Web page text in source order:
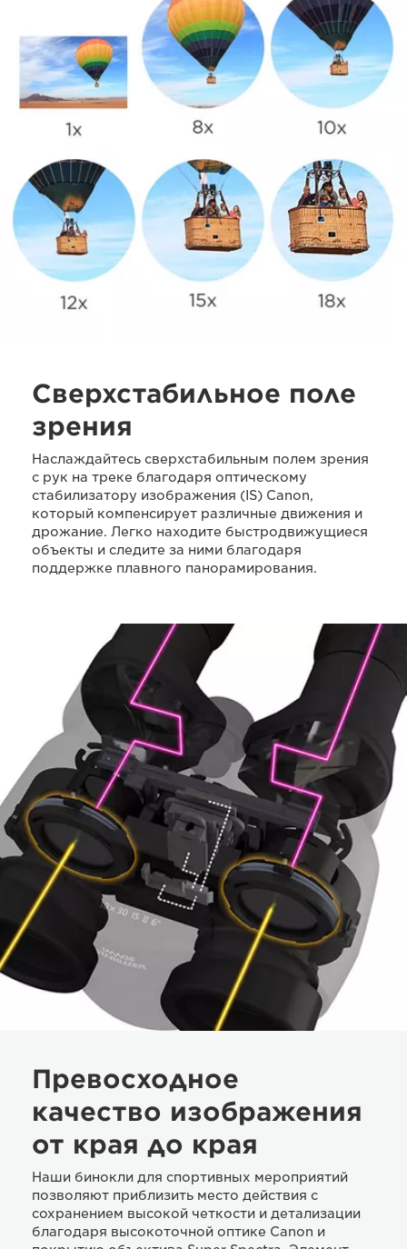
Сверхстабильное поле
зрения
Наслаждайтесь сверхстабильным полем зрения
с рук на треке благодаря оптическому
стабилизатору изображения (IS) Canon,
который компенсирует различные движения и
дрожание. Легко находите быстродвижущиеся
объекты и следите за ними благодаря
поддержке плавного панорамирования.
Превосходное
качество изображения
от края до края
Наши бинокли для спортивных мероприятий
позволяют приблизить место действия с
сохранением высокой четкости и детализации
благодаря высокоточной оптике Canon и